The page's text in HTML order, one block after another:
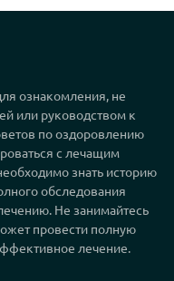
ознакомления, не
или руководством к
по оздоровлению
с лечащим
знать историю
обследования
Не занимайтесь
провести полную
лечение.